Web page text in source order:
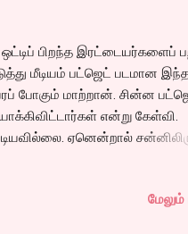
பிறந்த இரட்டையர்களைப்
மீடியம் பட்ஜெட் படமான
போகும் மாற்றான். சின்ன
என்று கேள்வி.
ஏனென்றால்
எனும் போது ஒரு
மேலும்